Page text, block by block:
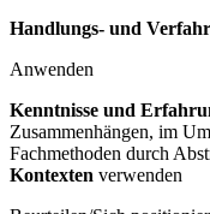
Handlungs- und
Anwenden
Kenntnisse und
Zusammenhängen, im
Fachmethoden durch
Kontexten verwenden